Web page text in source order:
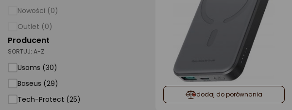
Zabawki i dziecko
Supermarket
Strefa marek
Nowości (0)
Outlet (0)
Producent
SORTUJ: A-Z
Usams (30)
Baseus (29)
Tech-Protect (25)
dodaj do porównania